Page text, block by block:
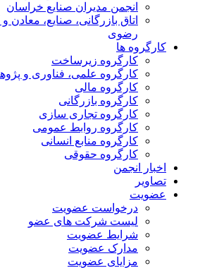
انجمن مدیران صنایع خراسان
اتاق بازرگانی، صنایع،
رضوی
کارگروه ها
کارگروه زیرساخت
کارگروه علمی، فناوری و
کارگروه مالی
کارگروه بازرگانی
کارگروه تجاری سازی
کارگروه روابط عمومی
کارگروه منابع انسانی
کارگروه حقوقی
اخبار انجمن
تصاویر
عضویت
درخواست عضویت
لیست شرکت های عضو
شرایط عضویت
مدارک عضویت
مزایای عضویت